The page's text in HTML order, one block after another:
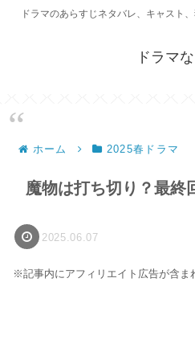
ドラマのあらすじネタバレ、キャスト
ドラマ
ホーム 2025春ドラマ
魔物は打ち切り？最終
2025.06.07
※記事内にアフィリエイト広告が含ま